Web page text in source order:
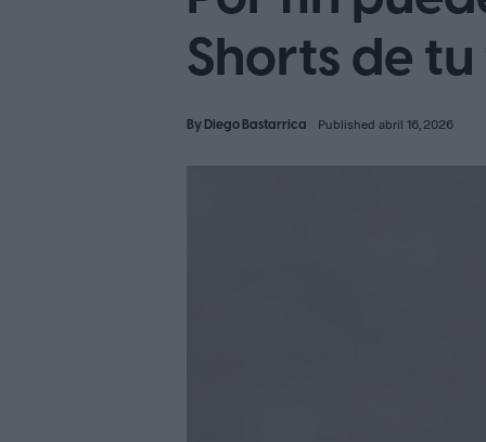
Shorts de
ByDiego Bastarrica Published abril 16, 2026